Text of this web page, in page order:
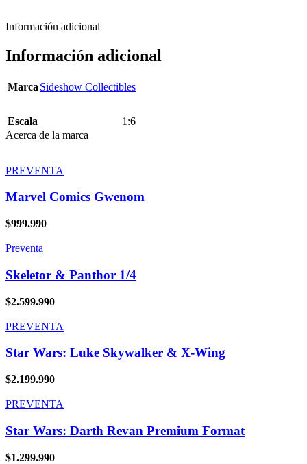
Información adicional
Información adicional
Marca Sideshow Collectibles
Escala
1:6
Acerca de la marca
PREVENTA
Marvel Comics Gwenom
$999.990
Preventa
Skeletor & Panthor 1/4
$2.599.990
PREVENTA
Star Wars: Luke Skywalker & X-Wing
$2.199.990
PREVENTA
Star Wars: Darth Revan Premium Format
$1.299.990